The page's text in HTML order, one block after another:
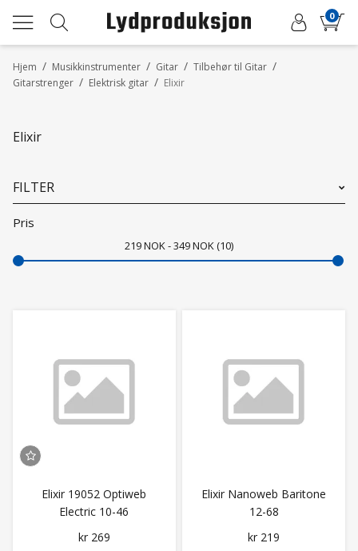
0
/
Hjem /
Musikkinstrumenter /
Gitar /
Tilbehør til Gitar
/
Gitarstrenger /
Elektrisk gitar Elixir
Elixir
FILTER
Pris
219NOK 349NOK 10
Elixir 19052 Optiweb
Electric 10-46
kr 269
Elixir Nanoweb Baritone
12-68
kr 219